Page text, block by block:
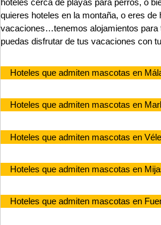
quieres hoteles en la montaña, o eres de
vacaciones…tenemos alojamientos para
puedas disfrutar de tus vacaciones con
Hoteles que admiten mascotas en
Hoteles que admiten mascotas en
Hoteles que admiten mascotas en
Hoteles que admiten mascotas en
Hoteles que admiten mascotas en